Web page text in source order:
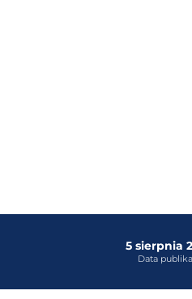
5 sierpnia
Data